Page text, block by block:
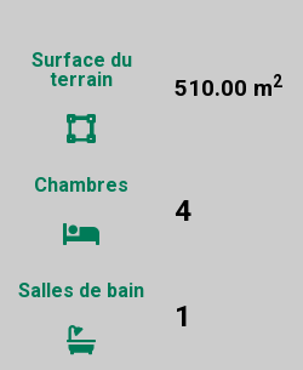
Surface du
terrain
510.00 m2
Chambres
4
Salles de bain
1